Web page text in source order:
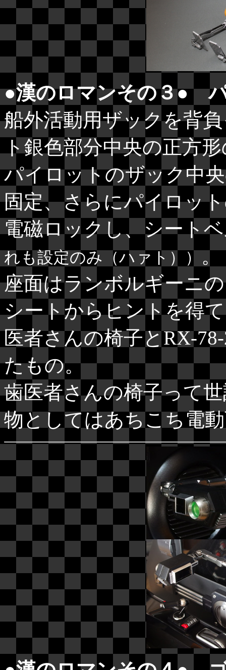
●漢のロマンその３●
船外活動用ザックを背
ト銀色部分中央の正方
パイロットのザック中
固定、さらにパイロッ
電磁ロックし、シート
れも設定のみ（ハァト）） 。
座面はランボルギーニ
シートからヒントを得
医者さんの椅子とRX-
たもの。
歯医者さんの椅子って
物としてはあちこち電